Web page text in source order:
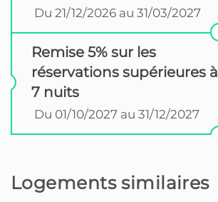
Du 21/12/2026 au 31/03/2027
Remise 5% sur les
réservations supérieures à
7 nuits
Du 01/10/2027 au 31/12/2027
Logements similaires